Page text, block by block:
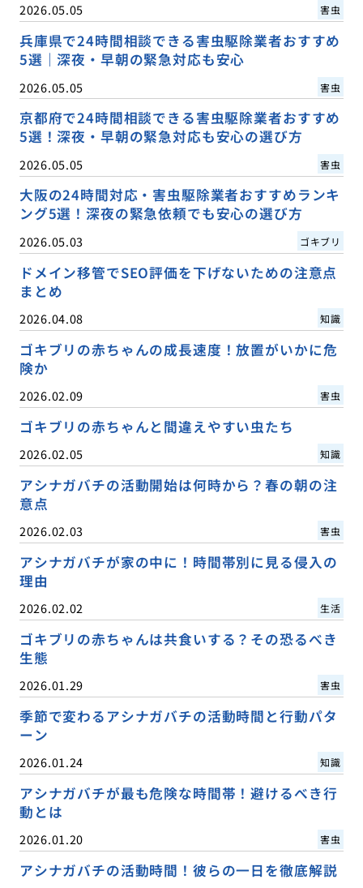
2026.05.05 害虫
兵庫県で24時間相談できる害虫駆除業者おすすめ
5選｜深夜・早朝の緊急対応も安心
2026.05.05 害虫
京都府で24時間相談できる害虫駆除業者おすすめ
5選！深夜・早朝の緊急対応も安心の選び方
2026.05.05 害虫
大阪の24時間対応・害虫駆除業者おすすめランキ
ング5選！深夜の緊急依頼でも安心の選び方
2026.05.03 ゴキブリ
ドメイン移管でSEO評価を下げないための注意点
まとめ
2026.04.08 知識
ゴキブリの赤ちゃんの成長速度！放置がいかに危
険か
2026.02.09 害虫
ゴキブリの赤ちゃんと間違えやすい虫たち
2026.02.05 知識
アシナガバチの活動開始は何時から？春の朝の注
意点
2026.02.03 害虫
アシナガバチが家の中に！時間帯別に見る侵入の
理由
2026.02.02 生活
ゴキブリの赤ちゃんは共食いする？その恐るべき
生態
2026.01.29 害虫
季節で変わるアシナガバチの活動時間と行動パタ
ーン
2026.01.24 知識
アシナガバチが最も危険な時間帯！避けるべき行
動とは
2026.01.20 害虫
アシナガバチの活動時間！彼らの一日を徹底解説